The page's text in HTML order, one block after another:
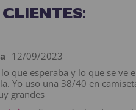
12/09/2023
lo que esperaba y lo que se ve
Yo uso una 38/40 en
grandes